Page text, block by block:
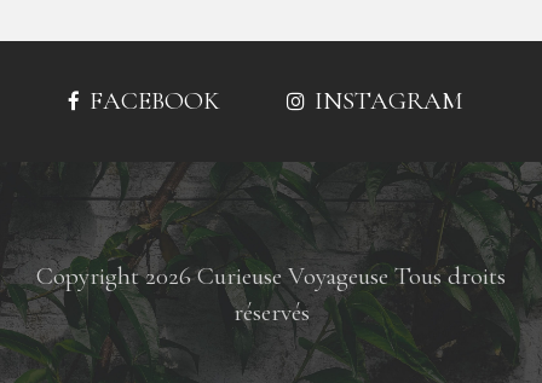
FACEBOOK INSTAGRAM
Copyright 2026 Curieuse Voyageuse Tous droits
réservés